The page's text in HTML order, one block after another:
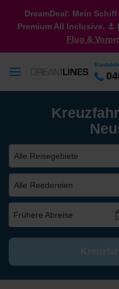
DreamDeal: Mein
Premium All Inclusive. ⚓
Flug &
Alle Reisegebiete
Alle Reedereien
Frühere Abreise